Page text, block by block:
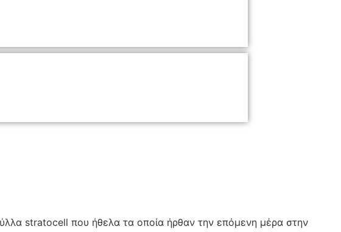
stratocell που ήθελα τα οποία ήρθαν την επόμενη μέρα στην